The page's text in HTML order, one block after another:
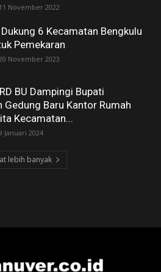
11 November 2022
Dukung 6 Kecamatan Bengkulu
Pemekaran
November 2023
BU Dampingi Bupati
Gedung Baru Kantor Rumah
Kecamatan...
Januari 2024
lebih banyak